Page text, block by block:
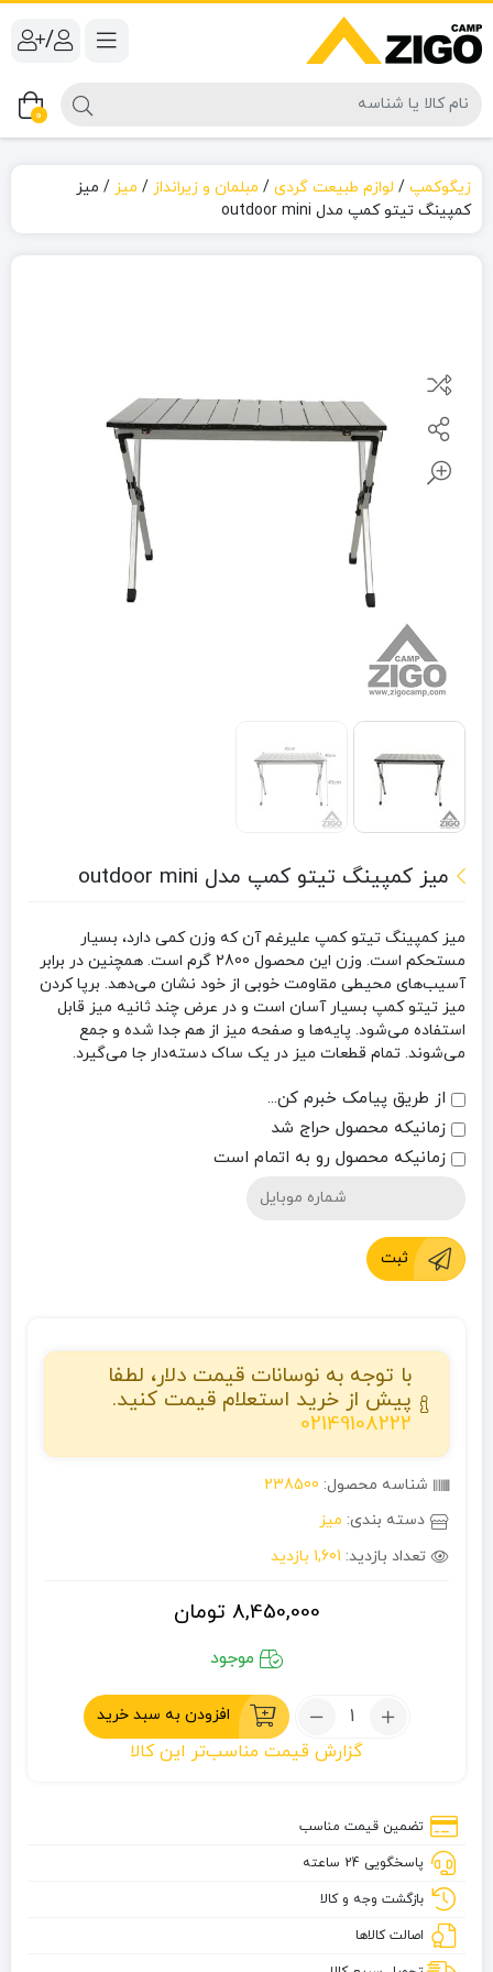
/
0
زیگوکمپ / لوازم طبیعت گردی / مبلمان و زیرانداز / میز / میز
کمپینگ تیتو کمپ مدل outdoor mini
میز کمپینگ تیتو کمپ مدل outdoor mini
میز کمپینگ تیتو کمپ علیرغم آن که وزن کمی دارد، بسیار
مستحکم است. وزن این محصول 2800 گرم است. همچنین در برابر
آسیب‌های محیطی مقاومت خوبی از خود نشان می‌دهد. برپا کردن
میز تیتو کمپ بسیار آسان است و در عرض چند ثانیه میز قابل
استفاده می‌شود. پایه‌ها و صفحه میز از هم جدا شده و جمع
می‌شوند. تمام قطعات میز در یک ساک دسته‌دار جا می‌گیرد.
از طریق پیامک خبرم کن...
زمانیکه محصول حراج شد
زمانیکه محصول رو به اتمام است
ثبت
با توجه به نوسانات قیمت دلار، لطفا
پیش از خرید استعلام قیمت کنید.
02149108222
شناسه محصول: 238500
دسته بندی: میز
تعداد بازدید: 1,601 بازدید
8,450,000 تومان
موجود
تعداد:
کمپینگ
مدل
outdoor
mini
افزودن به سبد خرید
گزارش قیمت مناسب‌تر این کالا
تضمین قیمت مناسب
پاسخگویی 24 ساعته
بازگشت وجه و کالا
اصالت کالاها